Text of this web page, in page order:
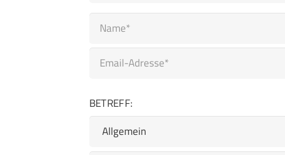
Bitte
lasse
dieses
Feld
BETREFF: